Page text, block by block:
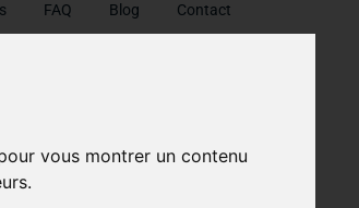
vous montrer un contenu
FAQ Blog Contact